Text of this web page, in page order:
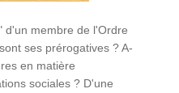
d'un membre de l'Ordre
ses prérogatives ? A-
en matière
sociales ? D'une